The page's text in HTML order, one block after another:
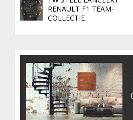
RENAULT F1 TEAM-
COLLECTIE